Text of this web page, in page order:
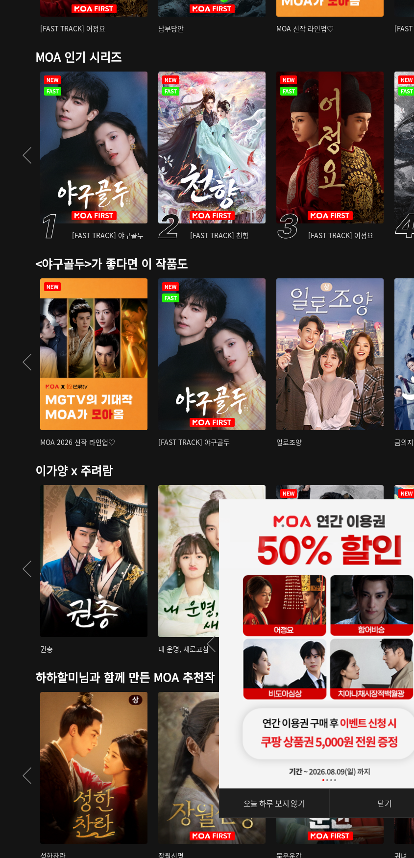
[FAST TRACK] 어정요 남부당안 MOA 신작 라인업♡
MOA 인기 시리즈
[FAST TRACK] 야구골두 [FAST TRACK] 천향 [FAST TRACK] 어정요
<야구골두>가 좋다면 이 작품도
MOA 2026 신작 라인업♡ [FAST TRACK] 야구골두 일로조양 금의
이가양 x 주려람
권총 내 운명, 새로고침 아재
하하할미님과 함께 만든 MOA 추천작
성한찬란 장월신명 묵우운간 귀녀
오늘 하루 보지 않기 닫기